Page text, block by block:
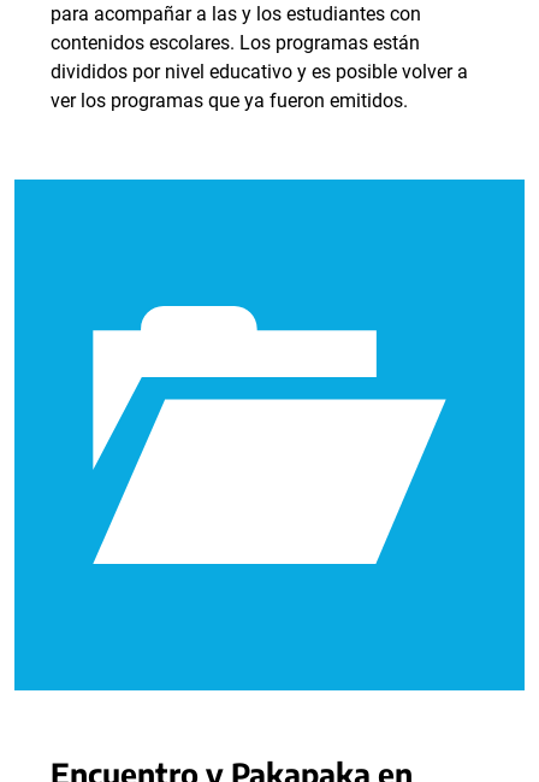
para acompañar a las y los estudiantes con
contenidos escolares. Los programas están
divididos por nivel educativo y es posible volver a
ver los programas que ya fueron emitidos.
Encuentro y Pakapaka en